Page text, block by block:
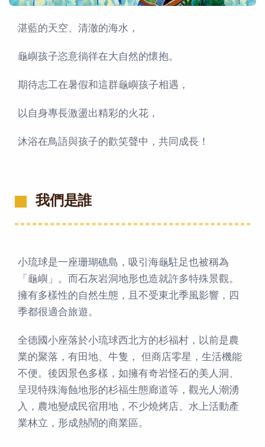
湛藍的天空、清澈的海水，
龜嶼孩子恣意徜徉在大自然的懷抱。
期待志工在暑假和這群龜嶼孩子相遇，
以自身專長激盪出精彩的火花，
沐浴在鳥語與孩子的歡笑聲中，共同成長！
我們是誰
小琉球是一座珊瑚礁島，吸引海龜駐足也被稱為
「龜嶼」。而石灰岩洞地形也造就許多特殊景觀。
擁有多樣性的自然生態，且不受東北季風影響，四
季都很適合旅遊。
全德國小座落於小琉球西北方的杉福村，以前是農
業的聚落，有田地、牛隻， 但商店零星，生活機能
不便。後因景色多樣，如擁有奇岩怪石的美人洞、
呈現特殊海蝕地形的杉福生態廊道等，觀光人潮湧
入，農地變成民宿用地，不少燒烤店、水上活動產
業林立，形成熱鬧的商業區。